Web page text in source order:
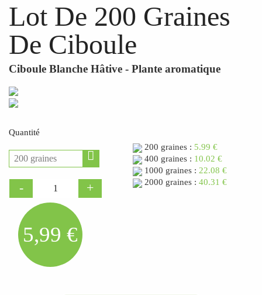
Lot De 200 Graines
De Ciboule
Ciboule Blanche Hâtive - Plante aromatique
Quantité
200 graines : 5.99 €
400 graines : 10.02 €
1000 graines : 22.08 €
2000 graines : 40.31 €
5,99 €